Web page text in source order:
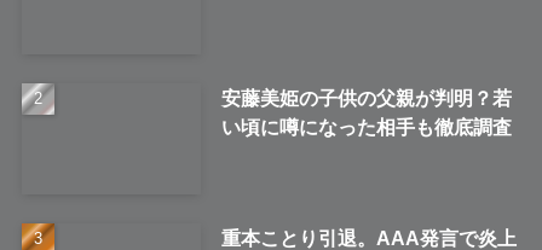
安藤美姫の子供の父親が判明？若
い頃に噂になった相手も徹底調査
重本ことり引退。AAA発言で炎上